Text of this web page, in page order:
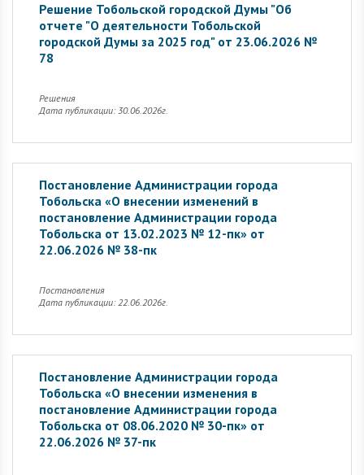
Решение Тобольской городской Думы "Об
отчете "О деятельности Тобольской
городской Думы за 2025 год" от 23.06.2026 №
78
Решения
Дата публикации: 30.06.2026г.
Постановление Администрации города
Тобольска «О внесении изменений в
постановление Администрации города
Тобольска от 13.02.2023 № 12-пк» от
22.06.2026 № 38-пк
Постановления
Дата публикации: 22.06.2026г.
Постановление Администрации города
Тобольска «О внесении изменения в
постановление Администрации города
Тобольска от 08.06.2020 № 30-пк» от
22.06.2026 № 37-пк